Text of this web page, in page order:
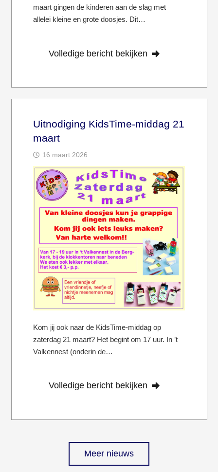
maart gingen de kinderen aan de slag met
allelei kleine en grote doosjes. Dit…
Volledige bericht bekijken
Uitnodiging KidsTime-middag 21
maart
16 maart 2026
Kom jij ook naar de KidsTime-middag op
zaterdag 21 maart? Het begint om 17 uur. In ’t
Valkennest (onderin de…
Volledige bericht bekijken
Meer nieuws